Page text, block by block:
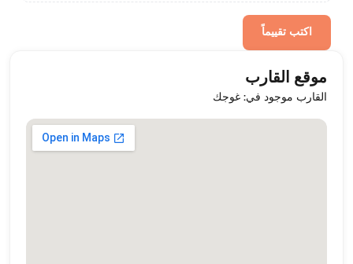
اكتب تقييماً
موقع القارب
القارب موجود في: غوجك